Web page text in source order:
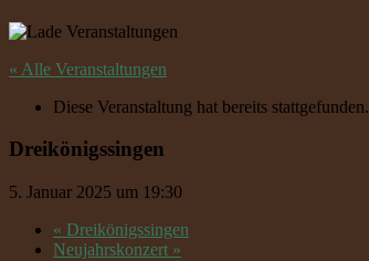
« Alle Veranstaltungen
Diese Veranstaltung hat bereits stattgefunden.
Dreikönigssingen
5. Januar 2025 um 19:30
« Dreikönigssingen
Neujahrskonzert »